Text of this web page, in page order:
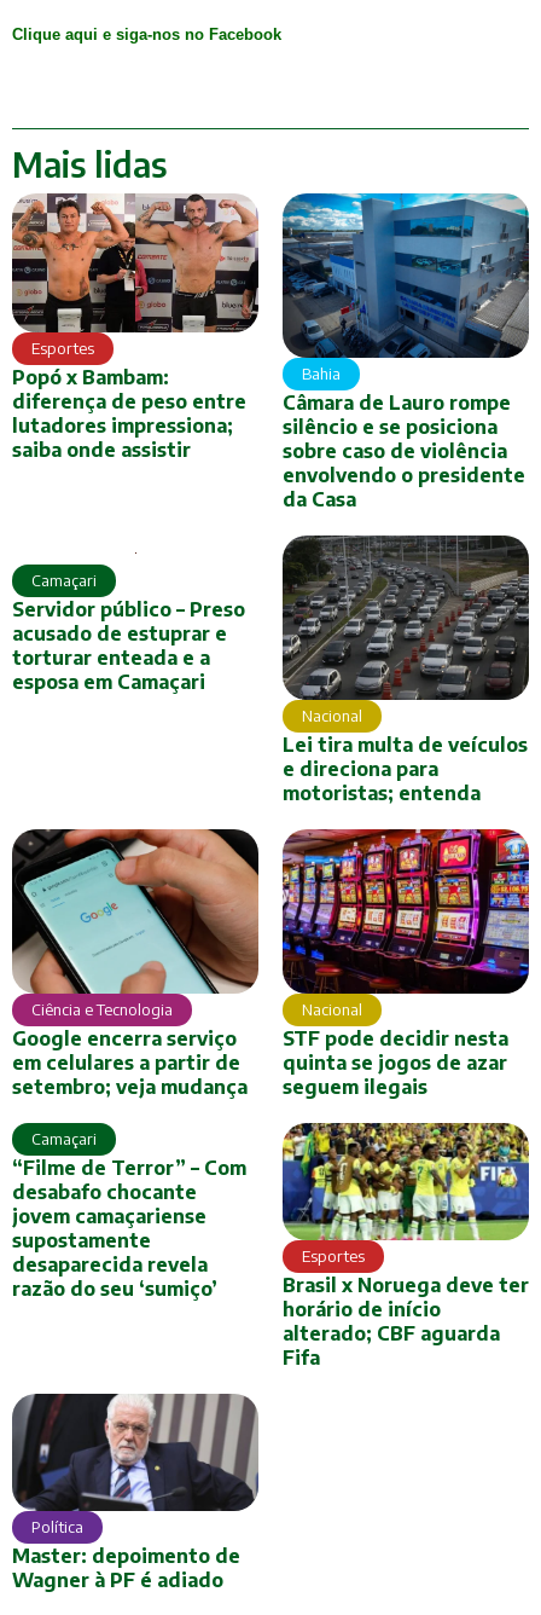
Clique aqui e siga-nos no Facebook
Mais lidas
Esportes
Popó x Bambam:
diferença de peso entre
lutadores impressiona;
saiba onde assistir
Bahia
Câmara de Lauro rompe
silêncio e se posiciona
sobre caso de violência
envolvendo o presidente
da Casa
Camaçari
Servidor público – Preso
acusado de estuprar e
torturar enteada e a
esposa em Camaçari
Nacional
Lei tira multa de veículos
e direciona para
motoristas; entenda
Ciência e Tecnologia
Google encerra serviço
em celulares a partir de
setembro; veja mudança
Nacional
STF pode decidir nesta
quinta se jogos de azar
seguem ilegais
Camaçari
“Filme de Terror” – Com
desabafo chocante
jovem camaçariense
supostamente
desaparecida revela
razão do seu ‘sumiço’
Esportes
Brasil x Noruega deve ter
horário de início
alterado; CBF aguarda
Fifa
Política
Master: depoimento de
Wagner à PF é adiado